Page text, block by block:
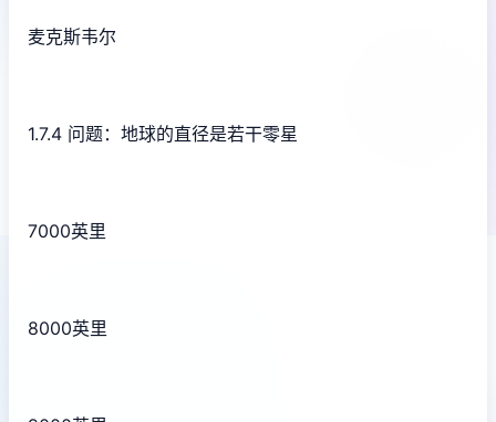
麦克斯韦尔
1.7.4 问题：地球的直径是若干零星
7000英里
8000英里